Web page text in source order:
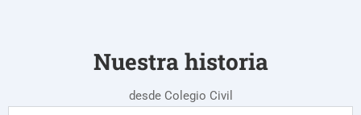
Nuestra historia
desde Colegio Civil